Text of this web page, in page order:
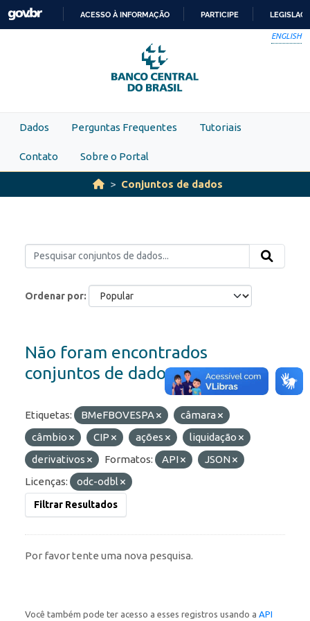
Skip to main content
PARA
O
CONTEÚDO
ACESSO À INFORMAÇÃO PARTICIPE
ENGLISH
Dados Perguntas Frequentes Tutoriais
Contato Sobre o Portal
Conjuntos de dados
Ordenar por
Não foram encontrados
conjuntos de dados
Etiquetas: BMeFBOVESPA
câmara
câmbio
CIP ações
liquidação
derivativos
Formatos: API
JSON
Licenças:
odc-odbl
Filtrar Resultados
Por favor tente uma nova pesquisa.
Você também pode ter acesso a esses registros usando a API